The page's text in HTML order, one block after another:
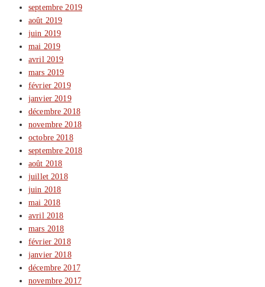
septembre 2019
août 2019
juin 2019
mai 2019
avril 2019
mars 2019
février 2019
janvier 2019
décembre 2018
novembre 2018
octobre 2018
septembre 2018
août 2018
juillet 2018
juin 2018
mai 2018
avril 2018
mars 2018
février 2018
janvier 2018
décembre 2017
novembre 2017